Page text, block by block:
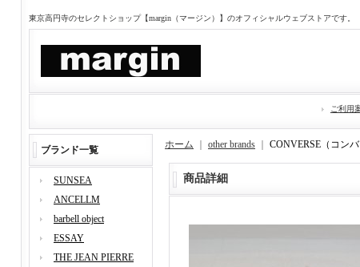
東京高円寺のセレクトショップ【margin（マージン）】のオフィシャルウェブストアです。
ご利用
ブランド一覧
SUNSEA
ANCELLM
barbell object
ESSAY
THE JEAN PIERRE
ホーム other brands CONVERSE（コン
商品詳細